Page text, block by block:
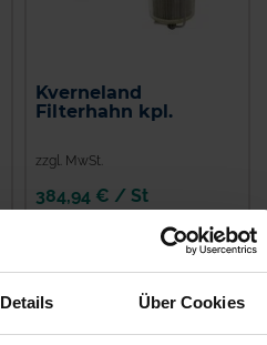
Details Über Cookies
Kverneland
Filterhahn kpl.
zzgl. MwSt.
384,94 € / St
IN DEN
WARENKORB